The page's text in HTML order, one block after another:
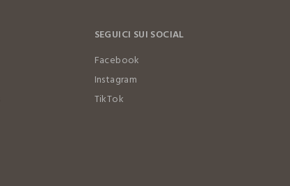
SEGUICI SUI SOCIAL
Facebook
Instagram
TikTok